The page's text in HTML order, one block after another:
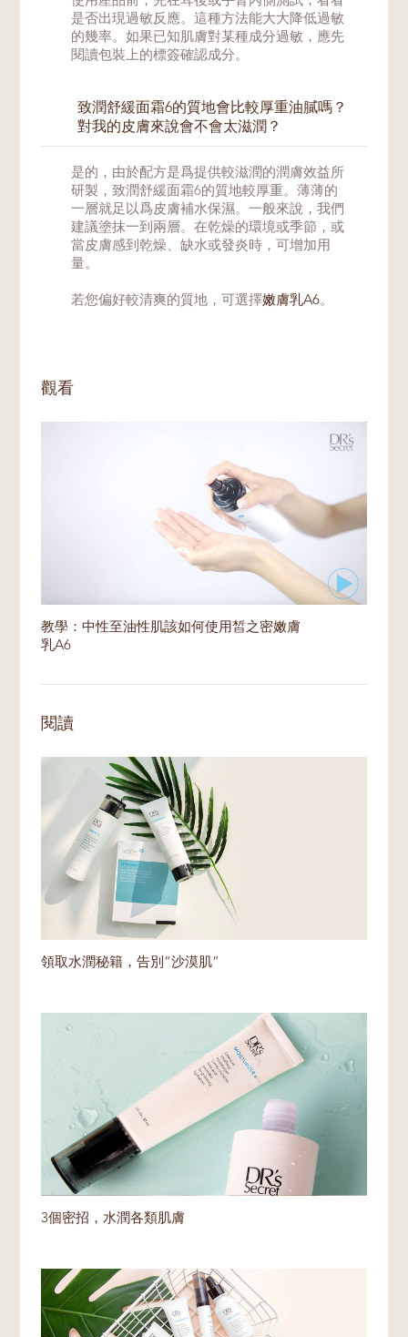
是否出現過敏反應。這種方法能大大降低過敏
的幾率。如果已知肌膚對某種成分過敏，應先
閱讀包裝上的標簽確認成分。
致潤舒緩面霜6的質地會比較厚重油膩嗎？
對我的皮膚來說會不會太滋潤？
是的，由於配方是爲提供較滋潤的潤膚效益所
研製，致潤舒緩面霜6的質地較厚重。薄薄的
一層就足以爲皮膚補水保濕。一般來說，我們
建議塗抹一到兩層。在乾燥的環境或季節，或
當皮膚感到乾燥、缺水或發炎時，可增加用
量。
若您偏好較清爽的質地，可選擇嫩膚乳A6。
觀看
教學：中性至油性肌該如何使用皙之密嫩膚
乳A6
閱讀
領取水潤秘籍，告別“沙漠肌”
3個密招，水潤各類肌膚